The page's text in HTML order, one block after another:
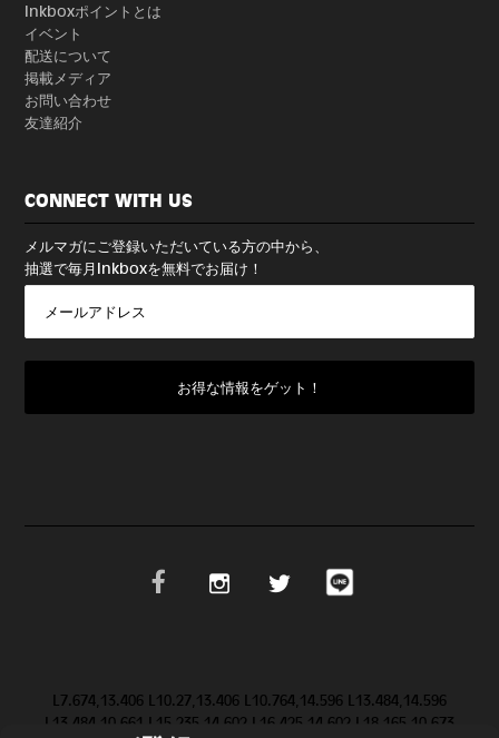
Inkboxポイントとは
イベント
配送について
掲載メディア
お問い合わせ
友達紹介
CONNECT WITH US
メルマガにご登録いただいている方の中から、
抽選で毎月Inkboxを無料でお届け！
L7.674,13.406 L10.27,13.406 L10.764,14.596 L13.484,14.596
L13.484,10.661 L15.235,14.602 L16.425,14.602 L18.165,10.673